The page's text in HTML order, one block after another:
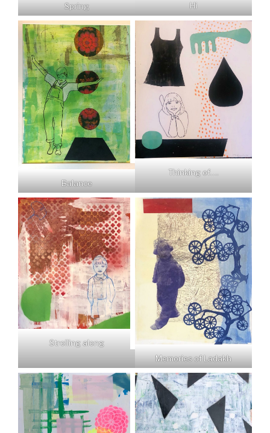
Spring Hi
Balance
Thinking of….
Strolling along
Memories of Ladakh